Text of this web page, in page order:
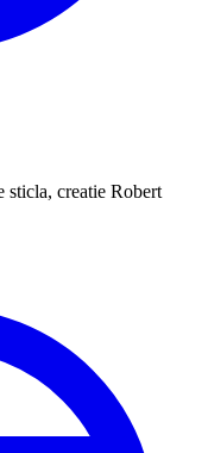
creatie Robert